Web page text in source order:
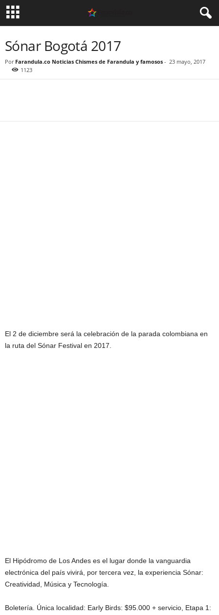
Sónar Bogotá 2017
Por Farandula.co Noticias Chismes de Farandula y famosos - 23 mayo, 2017
1123
El 2 de diciembre será la celebración de la parada colombiana en
la ruta del Sónar Festival en 2017.
El Hipódromo de Los Andes es el lugar donde la vanguardia
electrónica del país vivirá, por tercera vez, la experiencia Sónar:
Creatividad, Música y Tecnología.
Boletería. Única localidad: Early Birds: $95.000 + servicio, Etapa 1: